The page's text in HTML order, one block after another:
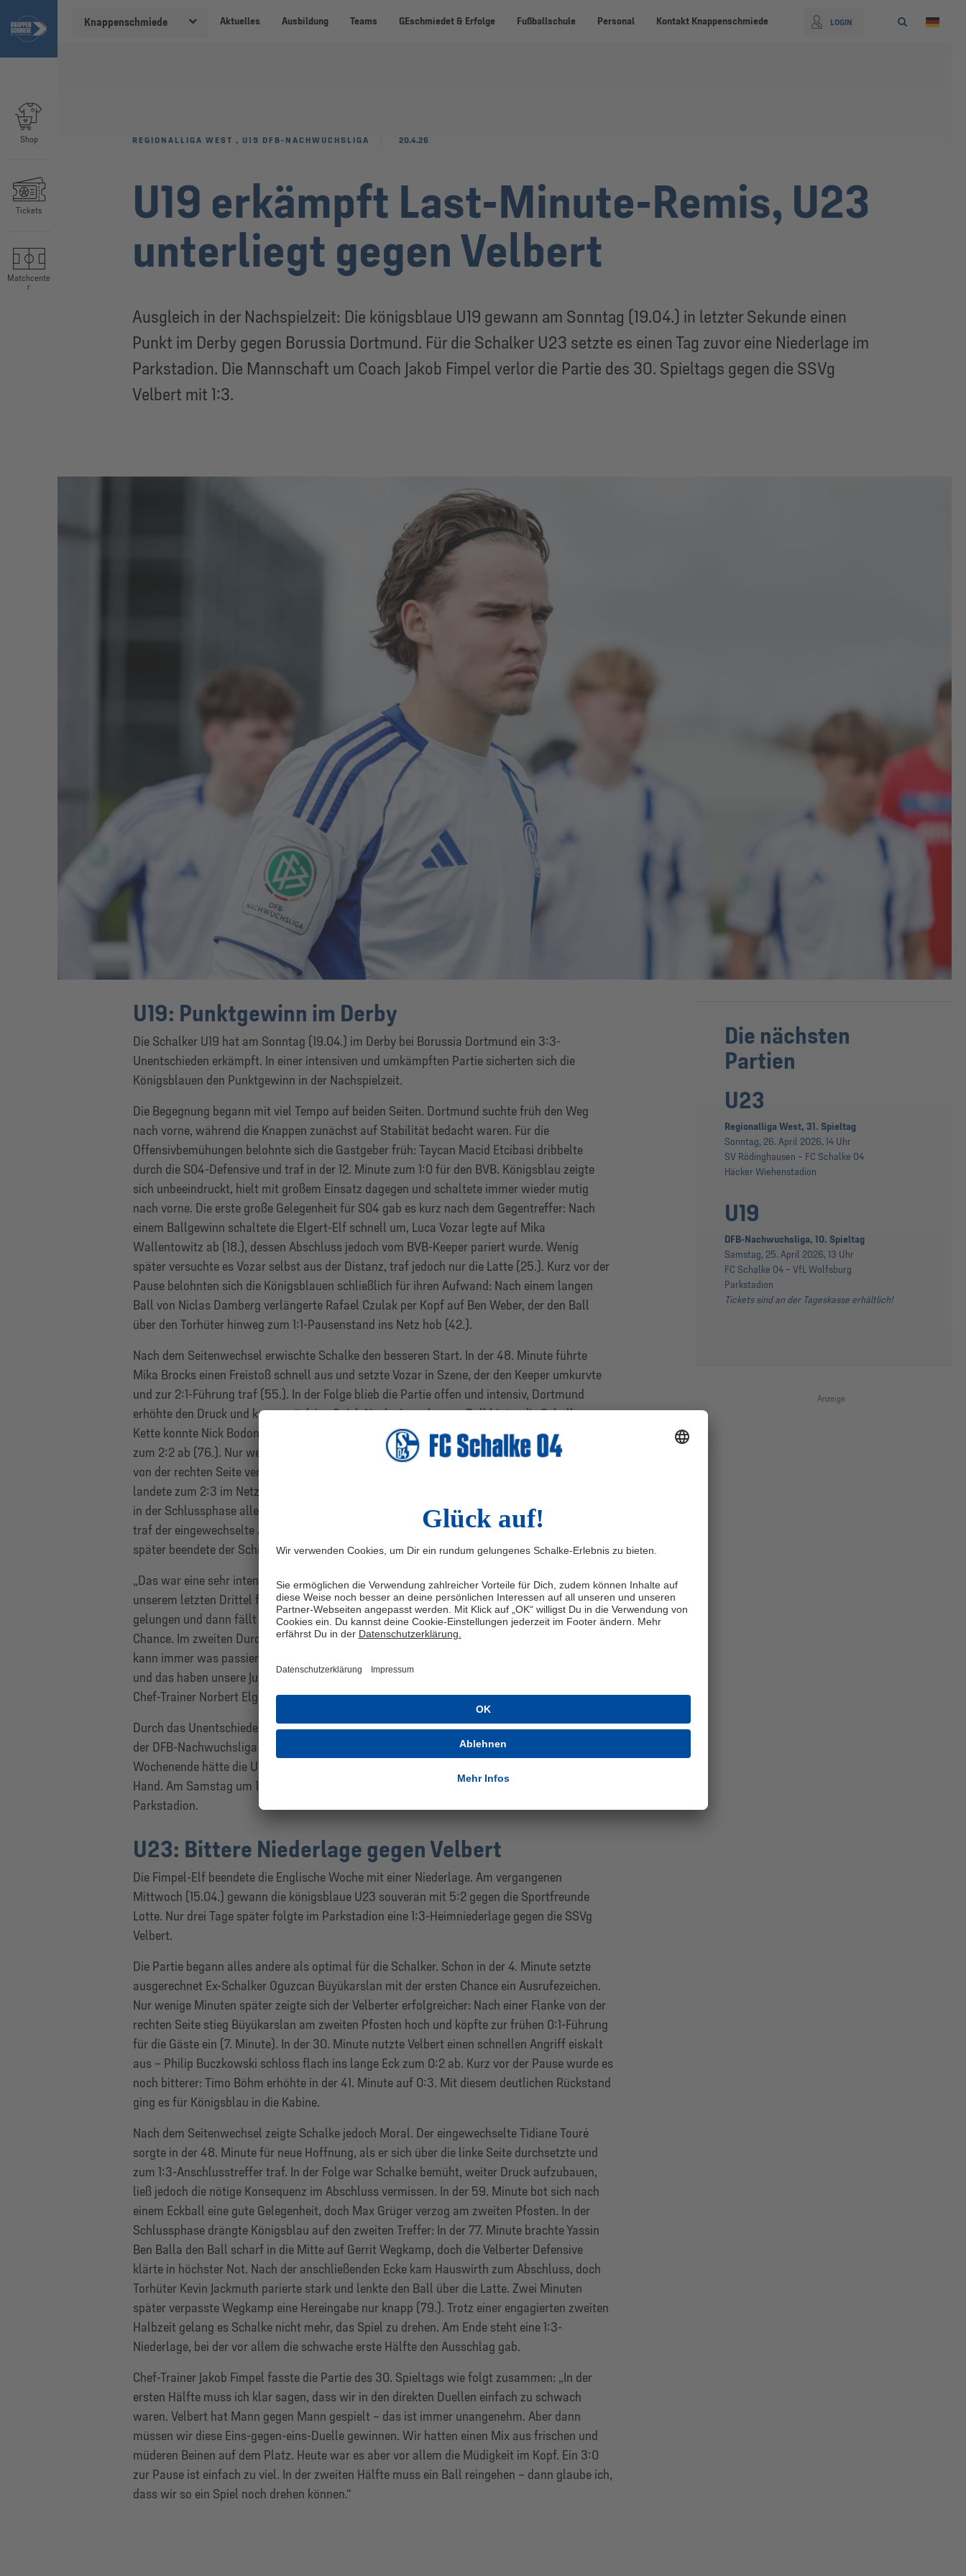
Knappenschmiede Aktuelles Ausbildung Teams GEschmiedet & Erfolge Fußballschule Personal Kontakt Knappenschmiede LOGIN
Shop
Tickets
Matchcente
r
U19 erkämpft Last-Minute-Remis, U23
unterliegt gegen Velbert
Ausgleich in der Nachspielzeit: Die königsblaue U19 gewann am Sonntag (19.04.) in letzter Sekunde einen
Punkt im Derby gegen Borussia Dortmund. Für die Schalker U23 setzte es einen Tag zuvor eine Niederlage im
Parkstadion. Die Mannschaft um Coach Jakob Fimpel verlor die Partie des 30. Spieltags gegen die SSVg
Velbert mit 1:3.
REGIONALLIGA WEST , U19 DFB-NACHWUCHSLIGA 20.4.26
U19: Punktgewinn im Derby
Die Schalker U19 hat am Sonntag (19.04.) im Derby bei Borussia Dortmund ein 3:3-
Unentschieden erkämpft. In einer intensiven und umkämpften Partie sicherten sich die
Königsblauen den Punktgewinn in der Nachspielzeit.
Die Begegnung begann mit viel Tempo auf beiden Seiten. Dortmund suchte früh den Weg
nach vorne, während die Knappen zunächst auf Stabilität bedacht waren. Für die
Offensivbemühungen belohnte sich die Gastgeber früh: Taycan Macid Etcibasi dribbelte
durch die S04-Defensive und traf in der 12. Minute zum 1:0 für den BVB. Königsblau zeigte
sich unbeeindruckt, hielt mit großem Einsatz dagegen und schaltete immer wieder mutig
nach vorne. Die erste große Gelegenheit für S04 gab es kurz nach dem Gegentreffer: Nach
einem Ballgewinn schaltete die Elgert-Elf schnell um, Luca Vozar legte auf Mika
Wallentowitz ab (18.), dessen Abschluss jedoch vom BVB-Keeper pariert wurde. Wenig
später versuchte es Vozar selbst aus der Distanz, traf jedoch nur die Latte (25.). Kurz vor der
Pause belohnten sich die Königsblauen schließlich für ihren Aufwand: Nach einem langen
Ball von Niclas Damberg verlängerte Rafael Czulak per Kopf auf Ben Weber, der den Ball
über den Torhüter hinweg zum 1:1-Pausenstand ins Netz hob (42.).
Nach dem Seitenwechsel erwischte Schalke den besseren Start. In der 48. Minute führte
Mika Brocks einen Freistoß schnell aus und setzte Vozar in Szene, der den Keeper umkurvte
und zur 2:1-Führung traf (55.). In der Folge blieb die Partie offen und intensiv, Dortmund
erhöhte den Druck und kam zurück ins Spiel. Nach einem langen Ball hinter die Schalker
Kette konnte Nick Bodon zunächst stark gegen Etcibasi parieren, doch Romeo Ritter staubte
zum 2:2 ab (76.). Nur wenige Minuten später drehten die Gastgeber die Partie: Eine Flanke
von der rechten Seite verwertete Etcibasi per Fallrückzieher, der Ball wurde abgefälscht und
landete zum 2:3 im Netz (83.). Trotz des Rückschlags blieben die Knappen dran und setzten
in der Schlussphase alles auf Offensive. Der Aufwand zahlte sich aus: In der Nachspielzeit
traf der eingewechselte Alan Takoudjou per Volley zum umjubelten 3:3-Ausgleich. Wenig
später beendete der Schiedsrichter die Partie.
„Das war eine sehr intensive Partie. Unser Ziel war es, Dortmund möglichst weit von
unserem letzten Drittel fernzuhalten. Das ist uns in der ersten Halbzeit nicht permanent
gelungen und dann fällt auch das Tor. Wir hatten auch noch die ein oder andere größere
Chance. Im zweiten Durchgang sind wir dann in Führung gegangen, aber in so einem Spiel
kann immer was passieren. Nach dem Rückstand musst du erstmal wieder zurückkommen
und das haben unsere Jungs gut gemacht. Am Ende ist es ein gerechtes Ergebnis“, bilanzierte
Chef-Trainer Norbert Elgert nach dem Unentschieden.
Durch das Unentschieden bleiben die Schalker vor dem letzten Spieltag der Hauptrunde in
der DFB-Nachwuchsliga in einer aussichtsreichen Position. Mit einem Sieg am kommenden
Wochenende hätte die U19 das Achtelfinalticket um die Deutsche Meisterschaft sicher in der
Hand. Am Samstag um 13 Uhr empfangen die Königsblauen den VfL Wolfsburg im
Parkstadion.
U23: Bittere Niederlage gegen Velbert
Die Fimpel-Elf beendete die Englische Woche mit einer Niederlage. Am vergangenen
Mittwoch (15.04.) gewann die königsblaue U23 souverän mit 5:2 gegen die Sportfreunde
Lotte. Nur drei Tage später folgte im Parkstadion eine 1:3-Heimniederlage gegen die SSVg
Velbert.
Die Partie begann alles andere als optimal für die Schalker. Schon in der 4. Minute setzte
ausgerechnet Ex-Schalker Oguzcan Büyükarslan mit der ersten Chance ein Ausrufezeichen.
Nur wenige Minuten später zeigte sich der Velberter erfolgreicher: Nach einer Flanke von der
rechten Seite stieg Büyükarslan am zweiten Pfosten hoch und köpfte zur frühen 0:1-Führung
für die Gäste ein (7. Minute). In der 30. Minute nutzte Velbert einen schnellen Angriff eiskalt
aus – Philip Buczkowski schloss flach ins lange Eck zum 0:2 ab. Kurz vor der Pause wurde es
noch bitterer: Timo Böhm erhöhte in der 41. Minute auf 0:3. Mit diesem deutlichen Rückstand
ging es für Königsblau in die Kabine.
Nach dem Seitenwechsel zeigte Schalke jedoch Moral. Der eingewechselte Tidiane Touré
sorgte in der 48. Minute für neue Hoffnung, als er sich über die linke Seite durchsetzte und
zum 1:3-Anschlusstreffer traf. In der Folge war Schalke bemüht, weiter Druck aufzubauen,
ließ jedoch die nötige Konsequenz im Abschluss vermissen. In der 59. Minute bot sich nach
einem Eckball eine gute Gelegenheit, doch Max Grüger verzog am zweiten Pfosten. In der
Schlussphase drängte Königsblau auf den zweiten Treffer: In der 77. Minute brachte Yassin
Ben Balla den Ball scharf in die Mitte auf Gerrit Wegkamp, doch die Velberter Defensive
klärte in höchster Not. Nach der anschließenden Ecke kam Hauswirth zum Abschluss, doch
Torhüter Kevin Jackmuth parierte stark und lenkte den Ball über die Latte. Zwei Minuten
später verpasste Wegkamp eine Hereingabe nur knapp (79.). Trotz einer engagierten zweiten
Halbzeit gelang es Schalke nicht mehr, das Spiel zu drehen. Am Ende steht eine 1:3-
Niederlage, bei der vor allem die schwache erste Hälfte den Ausschlag gab.
Chef-Trainer Jakob Fimpel fasste die Partie des 30. Spieltags wie folgt zusammen: „In der
ersten Hälfte muss ich klar sagen, dass wir in den direkten Duellen einfach zu schwach
waren. Velbert hat Mann gegen Mann gespielt – das ist immer unangenehm. Aber dann
müssen wir diese Eins-gegen-eins-Duelle gewinnen. Wir hatten einen Mix aus frischen und
müderen Beinen auf dem Platz. Heute war es aber vor allem die Müdigkeit im Kopf. Ein 3:0
zur Pause ist einfach zu viel. In der zweiten Hälfte muss ein Ball reingehen – dann glaube ich,
dass wir so ein Spiel noch drehen können.“
Die nächsten
Partien
U23
Regionalliga West, 31. Spieltag
Sonntag, 26. April 2026, 14 Uhr
SV Rödinghausen – FC Schalke 04
Häcker Wiehenstadion
U19
DFB-Nachwuchsliga, 10. Spieltag
Samstag, 25. April 2026, 13 Uhr
FC Schalke 04 – VfL Wolfsburg
Parkstadion
Tickets sind an der Tageskasse erhältlich!
Anzeige